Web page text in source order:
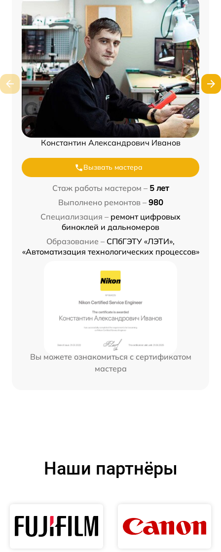
Константин Александрович Иванов
Вызвать мастера
Стаж работы мастером – 5 лет
Выполнено ремонтов – 980
Специализация – ремонт цифровых
биноклей и дальномеров
Образование – СПбГЭТУ «ЛЭТИ»,
«Автоматизация технологических процессов»
Вы можете ознакомиться с сертификатом
мастера
Наши партнёры